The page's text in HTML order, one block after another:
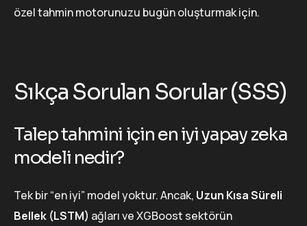
özel tahmin motorunuzu bugün oluşturmak için.
Sıkça Sorulan Sorular (SSS)
Talep tahmini için en iyi yapay zeka
modeli nedir?
Tek bir “en iyi” model yoktur. Ancak, Uzun Kısa Süreli
Bellek (LSTM) ağları ve XGBoost sektörün